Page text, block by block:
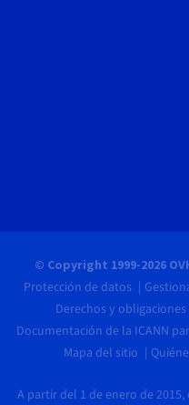
© Copyright 1999-2026
Protección de datos
Derechos y
Documentación de la ICANN
Mapa del sitio
A partir del 1 de enero de